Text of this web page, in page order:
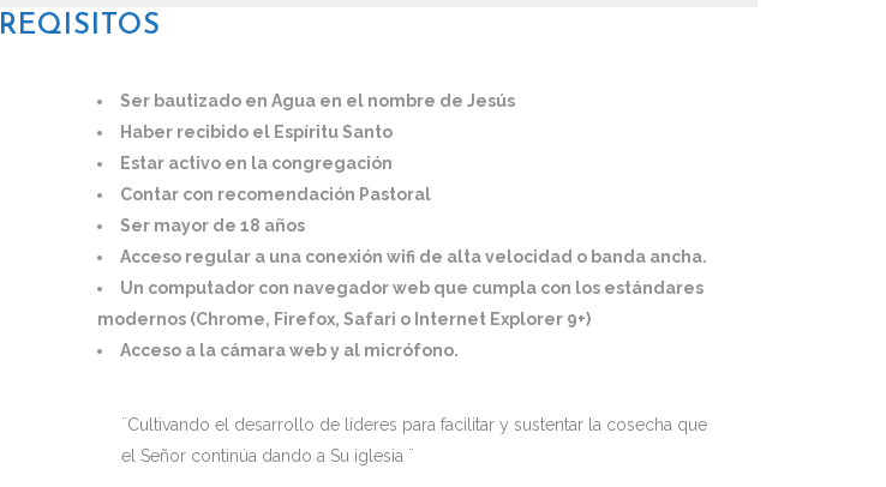
REQISITOS
Ser bautizado en Agua en el nombre de Jesús
Haber recibido el Espíritu Santo
Estar activo en la congregación
Contar con recomendación Pastoral
Ser mayor de 18 años
Acceso regular a una conexión wifi de alta velocidad o banda ancha.
Un computador con navegador web que cumpla con los estándares
modernos (Chrome, Firefox, Safari o Internet Explorer 9+)
Acceso a la cámara web y al micrófono.
¨Cultivando el desarrollo de líderes para facilitar y sustentar la cosecha que
el Señor continúa dando a Su iglesia ¨